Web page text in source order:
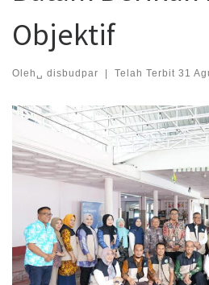
Objektif
Oleh␣ disbudpar | Telah Terbit 31